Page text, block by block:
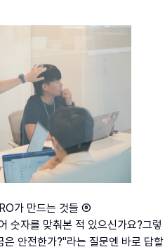
가 만드는 것들 ⑥
숫자를 맞춰본 적 있으신가요?그렇
안전한가?"라는 질문엔 바로 답할